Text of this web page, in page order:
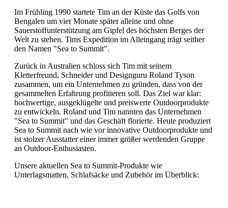
Im Frühling 1990 startete Tim an der Küste das Golfs von
Bengalen um vier Monate später alleine und ohne
Sauerstoffunterstützung am Gipfel des höchsten Berges der
Welt zu stehen. Tims Expedition im Alleingang trägt seither
den Namen "Sea to Summit".
Zurück in Australien schloss sich Tim mit seinem
Kletterfreund, Schneider und Designguru Roland Tyson
zusammen, um ein Unternehmen zu gründen, dass von der
gesammelten Erfahrung profitieren soll. Das Ziel war klar:
hochwertige, ausgeklügelte und preiswerte Outdoorprodukte
zu entwickeln. Roland und Tim nannten das Unternehmen
"Sea to Summit" und das Geschäft florierte. Heute produziert
Sea to Summit nach wie vor innovative Outdoorprodukte und
ist stolzer Ausstatter einer immer größer werdenden Gruppe
an Outdoor-Enthusiasten.
Unsere aktuellen Sea to Summit-Produkte wie
Unterlagsmatten, Schlafsäcke und Zubehör im Überblick: